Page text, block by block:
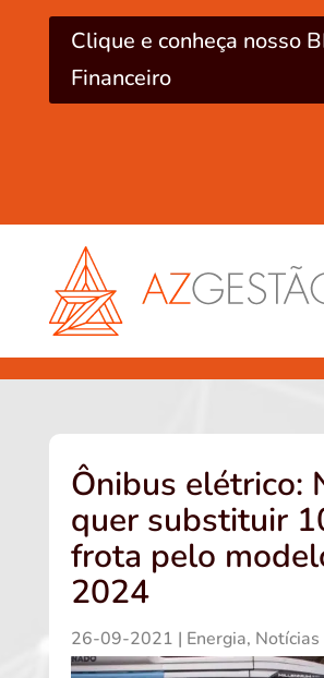
Clique e conheça nosso
Financeiro
Ônibus elétrico:
quer substituir
frota pelo
2024
26-09-2021 | Energia, Notícias